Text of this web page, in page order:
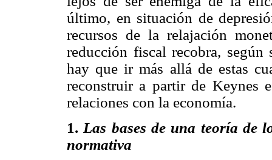
último, en situación de
recursos de la relajación
reducción fiscal recobra, según
hay que ir más allá de estas
reconstruir a partir de Keynes
relaciones con la economía.
1. Las bases de una teoría de
normativa